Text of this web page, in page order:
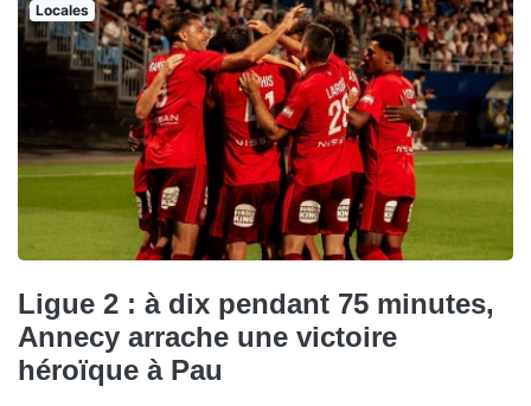
Locales
Ligue 2 : à dix pendant 75 minutes,
Annecy arrache une victoire
héroïque à Pau